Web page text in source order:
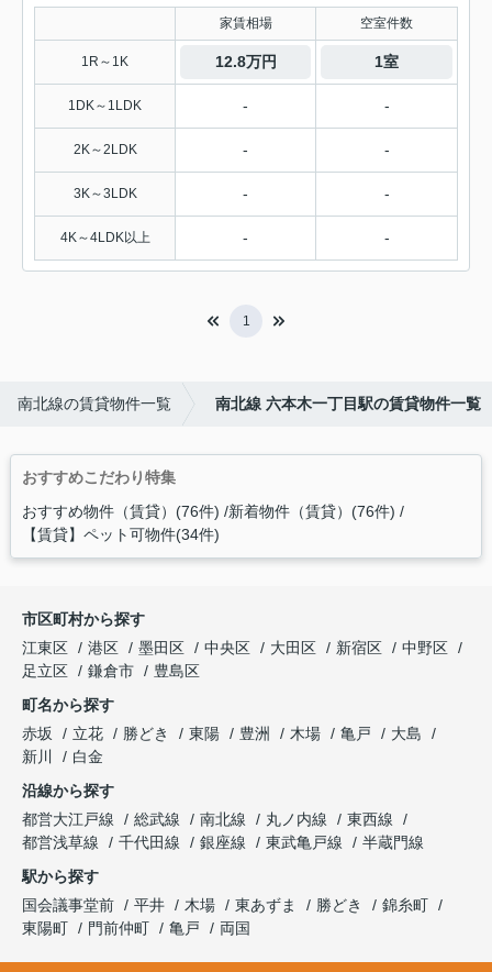
家賃相場 空室件数
1R～1K 12.8万円 1室
1DK～1LDK - -
2K～2LDK - -
3K～3LDK - -
4K～4LDK以上 - -
1
南北線の賃貸物件一覧 南北線 六本木一丁目駅の賃貸物件一覧
おすすめこだわり特集
おすすめ物件（賃貸）(76件) 新着物件（賃貸）(76件)
【賃貸】ペット可物件(34件)
市区町村から探す
江東区
港区 墨田区 中央区 大田区 新宿区
中野区
足立区
鎌倉市
豊島区
町名から探す
赤坂
立花 勝どき 東陽 豊洲 木場 亀戸
大島
新川
白金
沿線から探す
都営大江戸線
総武線 南北線 丸ノ内線
東西線
都営浅草線
千代田線 銀座線 東武亀戸線
半蔵門線
駅から探す
国会議事堂前
平井 木場 東あずま 勝どき
錦糸町
東陽町
門前仲町 亀戸 両国